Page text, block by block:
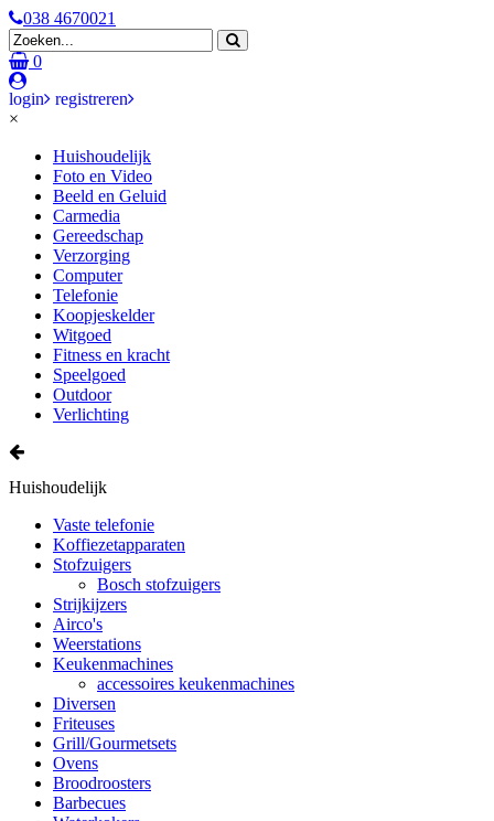
038 4670021
0
login
registreren
×
Huishoudelijk
Foto en Video
Beeld en Geluid
Carmedia
Gereedschap
Verzorging
Computer
Telefonie
Koopjeskelder
Witgoed
Fitness en kracht
Speelgoed
Outdoor
Verlichting
Huishoudelijk
Vaste telefonie
Koffiezetapparaten
Stofzuigers
Bosch stofzuigers
Strijkijzers
Airco's
Weerstations
Keukenmachines
accessoires keukenmachines
Diversen
Friteuses
Grill/Gourmetsets
Ovens
Broodroosters
Barbecues